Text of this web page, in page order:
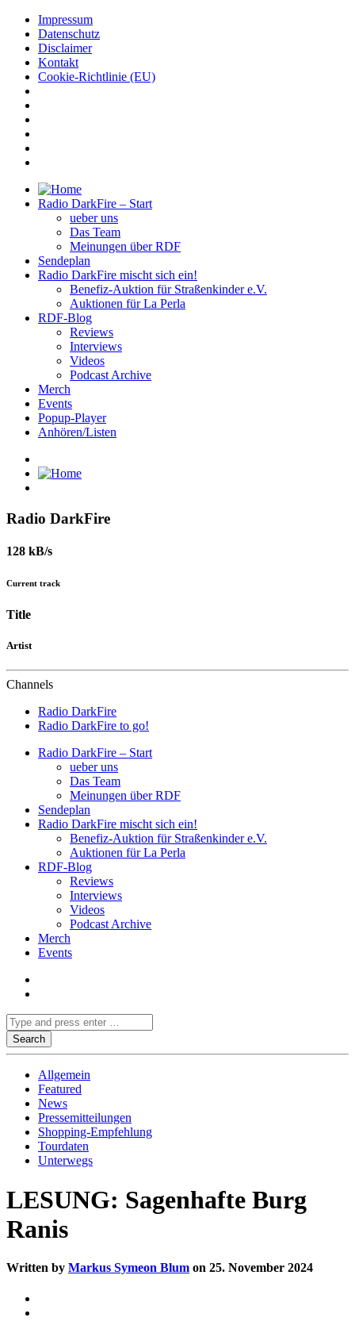
Impressum
Datenschutz
Disclaimer
Kontakt
Cookie-Richtlinie (EU)
Radio DarkFire – Start
ueber uns
Das Team
Meinungen über RDF
Sendeplan
Radio DarkFire mischt sich ein!
Benefiz-Auktion für Straßenkinder e.V.
Auktionen für La Perla
RDF-Blog
Reviews
Interviews
Videos
Podcast Archive
Merch
Events
Popup-Player
Anhören/Listen
Radio DarkFire
128 kB/s
Current track
Title
Artist
Channels
Radio DarkFire
Radio DarkFire to go!
Radio DarkFire – Start
ueber uns
Das Team
Meinungen über RDF
Sendeplan
Radio DarkFire mischt sich ein!
Benefiz-Auktion für Straßenkinder e.V.
Auktionen für La Perla
RDF-Blog
Reviews
Interviews
Videos
Podcast Archive
Merch
Events
Allgemein
Featured
News
Pressemitteilungen
Shopping-Empfehlung
Tourdaten
Unterwegs
LESUNG: Sagenhafte Burg
Ranis
Written by Markus Symeon Blum on 25. November 2024